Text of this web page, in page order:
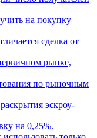
на покупку
сделка от
рынке,
по рыночным
эскроу-
на 0,25%.